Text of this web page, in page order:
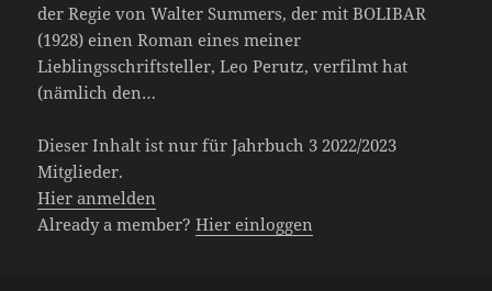
der Regie von Walter Summers, der mit BOLIBAR
(1928) einen Roman eines meiner
Lieblingsschriftsteller, Leo Perutz, verfilmt hat
(nämlich den…
Dieser Inhalt ist nur für Jahrbuch 3 2022/2023
Mitglieder.
Hier anmelden
Already a member?Hier einloggen